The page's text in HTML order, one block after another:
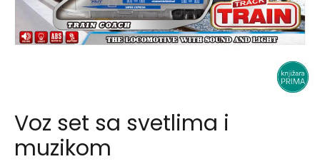
Voz set sa svetlima i
muzikom